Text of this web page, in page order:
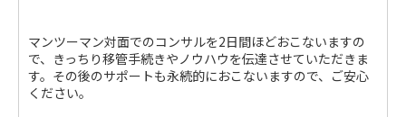
マンツーマン対面でのコンサルを2日間ほどおこないますの
で、きっちり移管手続きやノウハウを伝達させていただきま
す。その後のサポートも永続的におこないますので、ご安心
ください。